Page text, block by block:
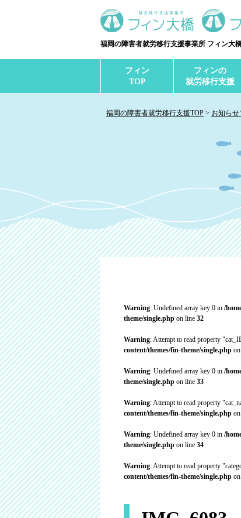
福岡の障害者就労移行支援事業所 フィン大
フィン
TOP
フィンの
就労移行支援
福岡の障害者就労移行支援TOP お知ら
Warning: Undefined array key 0 in /
theme/single.php on line 32
Warning: Attempt to read property
content/themes/fin-theme/single.php
Warning: Undefined array key 0 in /
theme/single.php on line 33
Warning: Attempt to read property
content/themes/fin-theme/single.php
Warning: Undefined array key 0 in /
theme/single.php on line 34
Warning: Attempt to read property
content/themes/fin-theme/single.php